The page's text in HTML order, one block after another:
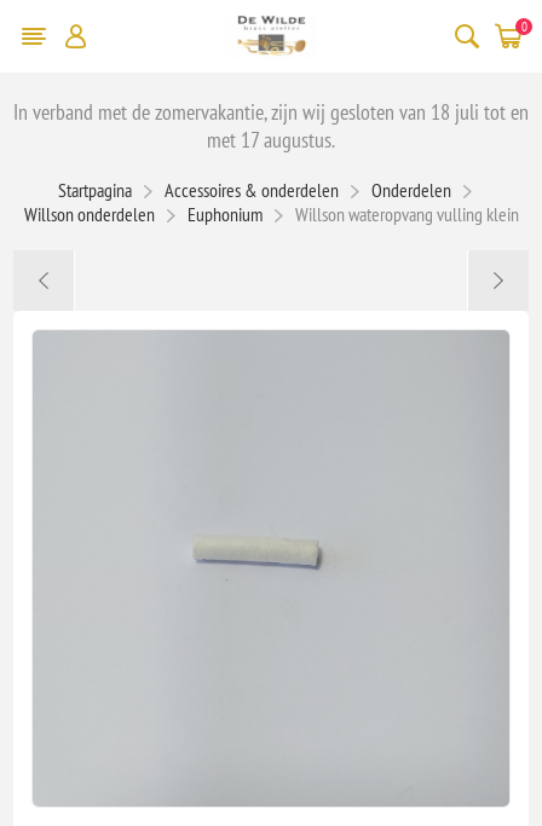
0
In verband met de zomervakantie, zijn wij gesloten van 18 juli tot en
met 17 augustus.
Startpagina Accessoires & onderdelen
Onderdelen
Willson onderdelen
Euphonium Willson wateropvang vulling klein